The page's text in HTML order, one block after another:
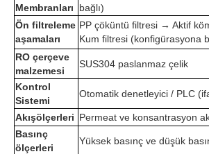
Membranları
bağlı)
Ön filtreleme
aşamaları
PP çöküntü filtresi → Aktif
Kum filtresi (konfigürasyona
RO çerçeve
malzemesi
SUS304 paslanmaz çelik
Kontrol
Sistemi
Otomatik denetleyici / PLC
Akışölçerleri Permeat ve konsantrasyon
Basınç
ölçerleri
Yüksek basınç ve düşük